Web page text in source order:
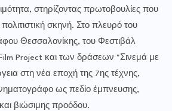
στηρίζοντας πρωτοβουλίες που
σκηνή. Στο πλευρό του
Θεσσαλονίκης, του Φεστιβάλ
Project και των δράσεων "Σινεμά με
στη νέα εποχή της 7ης τέχνης,
ως πεδίο έμπνευσης,
βιώσιμης προόδου.